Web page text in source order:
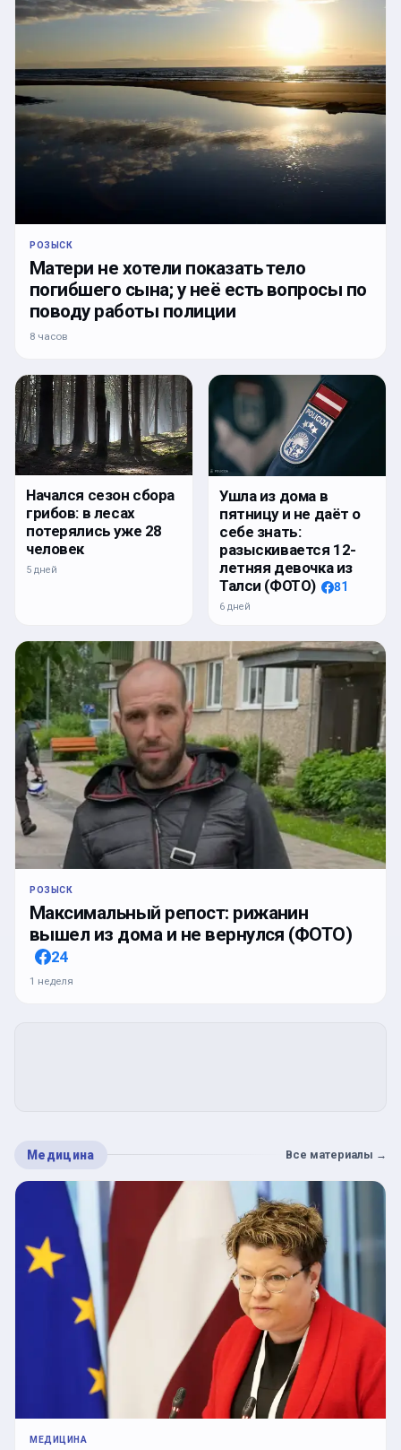
РОЗЫСК
Матери не хотели показать тело
погибшего сына; у неё есть вопросы по
поводу работы полиции
8 часов
Начался сезон сбора
грибов: в лесах
потерялись уже 28
человек
5 дней
Ушла из дома в
пятницу и не даёт о
себе знать:
разыскивается 12-
летняя девочка из
Талси (ФОТО)
81
6 дней
РОЗЫСК
Максимальный репост: рижанин
вышел из дома и не вернулся (ФОТО)
24
1 неделя
Медицина Все материалы →
МЕДИЦИНА